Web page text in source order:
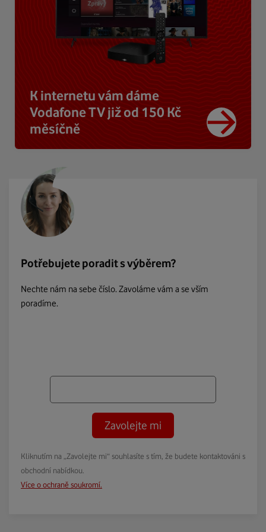
K internetu vám dáme
Vodafone TV již od 150 Kč
měsíčně
Potřebujete poradit s výběrem?
Nechte nám na sebe číslo. Zavoláme vám a se vším
poradíme.
Zavolejte mi
Kliknutím na „Zavolejte mi“ souhlasíte s tím, že budete kontaktováni s
obchodní nabídkou.
Více o ochraně soukromí.